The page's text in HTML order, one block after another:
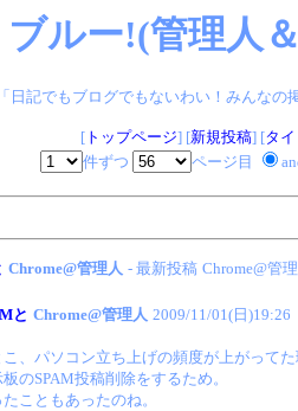
ブルー!(管理人
日記でもブログでもないわい！みんなの
[トップページ] [新規投稿] [タ
件ずつ
ページ目
Chrome@管理人 - 最新投稿 Chrome@管
と Chrome@管理人 2009/11/01(日)19:26
こ、パソコン立ち上げの頻度が上がって
のSPAM投稿削除をするため。
こともあったのね。